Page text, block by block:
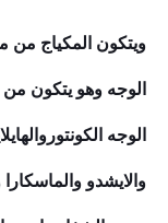
ويتكون المكياج
الوجه وهو يتكون من
الوجه
والايشدو